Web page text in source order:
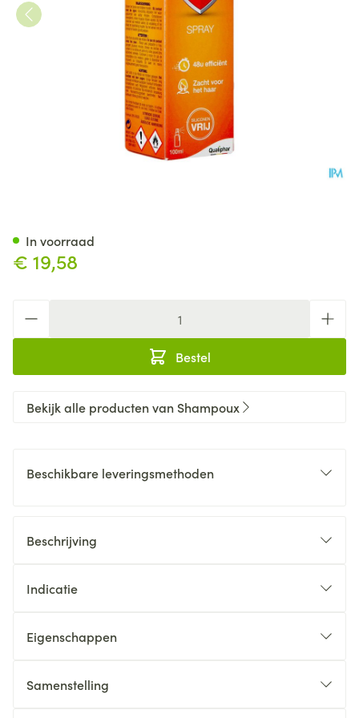
€ 19,58
Bestel
In voorraad
Bekijk alle producten van Shampoux
Beschikbare leveringsmethoden
Beschrijving
Indicatie
Eigenschappen
Samenstelling